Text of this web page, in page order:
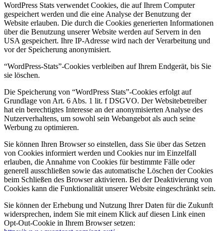
WordPress Stats verwendet Cookies, die auf Ihrem Computer
gespeichert werden und die eine Analyse der Benutzung der
Website erlauben. Die durch die Cookies generierten Informationen
über die Benutzung unserer Website werden auf Servern in den
USA gespeichert. Ihre IP-Adresse wird nach der Verarbeitung und
vor der Speicherung anonymisiert.
“WordPress-Stats”-Cookies verbleiben auf Ihrem Endgerät, bis Sie
sie löschen.
Die Speicherung von “WordPress Stats”-Cookies erfolgt auf
Grundlage von Art. 6 Abs. 1 lit. f DSGVO. Der Websitebetreiber
hat ein berechtigtes Interesse an der anonymisierten Analyse des
Nutzerverhaltens, um sowohl sein Webangebot als auch seine
Werbung zu optimieren.
Sie können Ihren Browser so einstellen, dass Sie über das Setzen
von Cookies informiert werden und Cookies nur im Einzelfall
erlauben, die Annahme von Cookies für bestimmte Fälle oder
generell ausschließen sowie das automatische Löschen der Cookies
beim Schließen des Browser aktivieren. Bei der Deaktivierung von
Cookies kann die Funktionalität unserer Website eingeschränkt sein.
Sie können der Erhebung und Nutzung Ihrer Daten für die Zukunft
widersprechen, indem Sie mit einem Klick auf diesen Link einen
Opt-Out-Cookie in Ihrem Browser setzen: